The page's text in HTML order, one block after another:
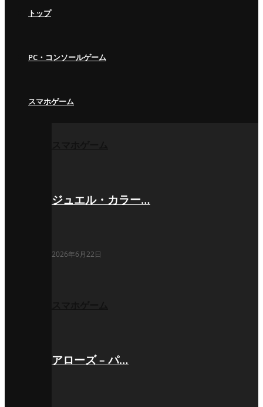
トップ
PC・コンソールゲーム
スマホゲーム
ジュエル・カラー…
2026年6月22日
アローズ – パ…